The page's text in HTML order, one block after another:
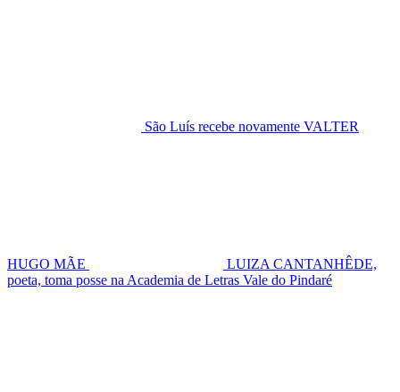
São Luís recebe novamente VALTER
HUGO MÃE
LUIZA CANTANHÊDE,
poeta, toma posse na Academia de Letras Vale do Pindaré